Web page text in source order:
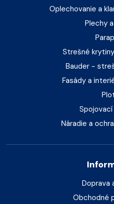
Oplechovanie a
Plechy
Strešné
Bauder -
Fasády a
Náradie a
Doprava
Obchodné